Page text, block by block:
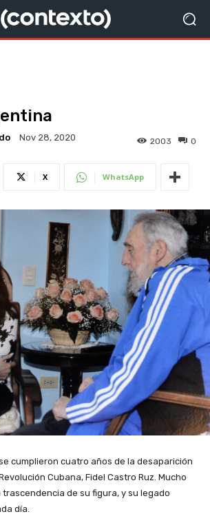
Nov 28, 2020 0
2003
X WhatsApp
cumplieron cuatro años de la desaparición
Cubana, Fidel Castro Ruz. Mucho
de su figura, y su legado
día.